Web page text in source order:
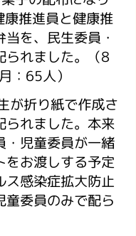
推進員と健康推
を、民生委員・
られました。（8
：65人）
が折り紙で作成さ
られました。本来
・児童委員が一緒
をお渡しする予定
ス感染症拡大防止
委員のみで配ら